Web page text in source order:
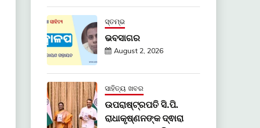
ସ୍ତମ୍ଭ
ଭବସାଗର
August 2, 2026
ସାହିତ୍ୟ ଖବର
ଉପରାଷ୍ଟ୍ରପତି ସି.ପି.
ରାଧାକୃଷ୍ଣନଙ୍କ ଦ୍ଵାରା